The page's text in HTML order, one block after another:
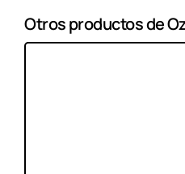
Otros productos de